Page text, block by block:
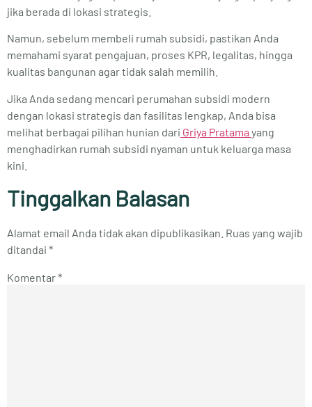
jika berada di lokasi strategis.
Namun, sebelum membeli rumah subsidi, pastikan Anda
memahami syarat pengajuan, proses KPR, legalitas, hingga
kualitas bangunan agar tidak salah memilih.
Jika Anda sedang mencari perumahan subsidi modern
dengan lokasi strategis dan fasilitas lengkap, Anda bisa
melihat berbagai pilihan hunian dari Griya Pratama yang
menghadirkan rumah subsidi nyaman untuk keluarga masa
kini.
Tinggalkan Balasan
Alamat email Anda tidak akan dipublikasikan. Ruas yang wajib
ditandai *
Komentar*